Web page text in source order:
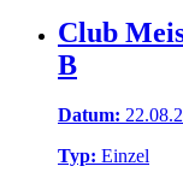
Club
B
Datum:
Typ: Einzel